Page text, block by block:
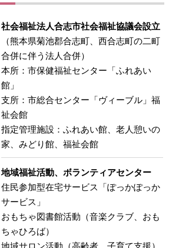
社会福祉法人合志市社会福祉協議会設立
（熊本県菊池郡合志町、西合志町の二町
合併に伴う法人合併）
本所：市保健福祉センター「ふれあい
館」
支所：市総合センター「ヴィーブル」福
祉会館
指定管理施設：ふれあい館、老人憩いの
家、みどり館、福祉会館
地域福祉活動、ボランティアセンター
住民参加型在宅サービス「ぽっかぽっか
サービス」
おもちゃ図書館活動（音楽クラブ、おも
ちゃひろば）